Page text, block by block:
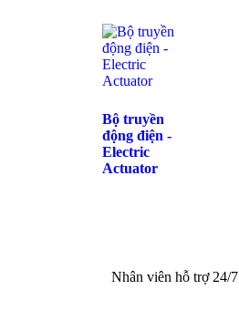
Bộ truyền
động điện -
Electric
Actuator
Nhân viên hỗ trợ 24/7